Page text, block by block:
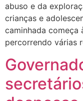
abuso e da
crianças e
caminhada começa
percorrendo várias